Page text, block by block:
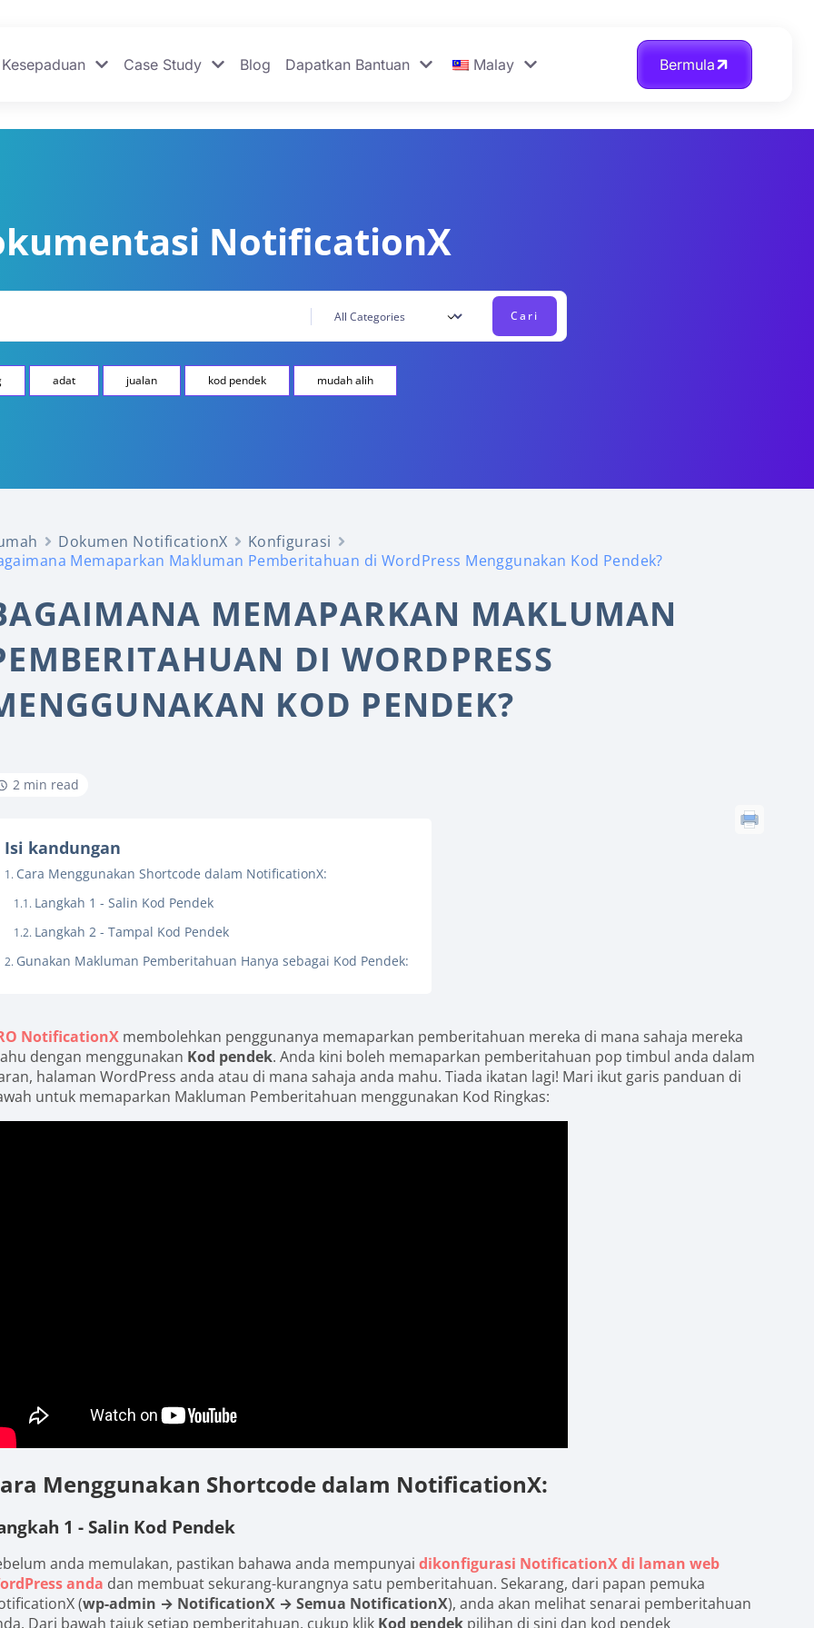
Kesepaduan Case Study Blog Dapatkan Bantuan Malay Bermula
NotificationX
adat jualan kod pendek mudah alih
Dokumen NotificationX
Konfigurasi
Memaparkan Makluman Pemberitahuan di WordPress Menggunakan Kod Pendek?
MEMAPARKAN MAKLUMAN
DI WORDPRESS
KOD PENDEK?
2 min read
Isi kandungan
Cara Menggunakan Shortcode dalam NotificationX:
Langkah 1 - Salin Kod Pendek
Langkah 2 - Tampal Kod Pendek
Gunakan Makluman Pemberitahuan Hanya sebagai Kod Pendek:
NotificationX membolehkan penggunanya memaparkan pemberitahuan mereka di mana sahaja mereka
dengan menggunakan Kod pendek. Anda kini boleh memaparkan pemberitahuan pop timbul anda dalam
halaman WordPress anda atau di mana sahaja anda mahu. Tiada ikatan lagi! Mari ikut garis panduan di
untuk memaparkan Makluman Pemberitahuan menggunakan Kod Ringkas:
Menggunakan Shortcode dalam NotificationX:
1 - Salin Kod Pendek
anda memulakan, pastikan bahawa anda mempunyai dikonfigurasi NotificationX di laman web
anda dan membuat sekurang-kurangnya satu pemberitahuan. Sekarang, dari papan pemuka
(wp-admin → NotificationX → Semua NotificationX), anda akan melihat senarai pemberitahuan
Dari bawah tajuk setiap pemberitahuan, cukup klik Kod pendek pilihan di sini dan kod pendek